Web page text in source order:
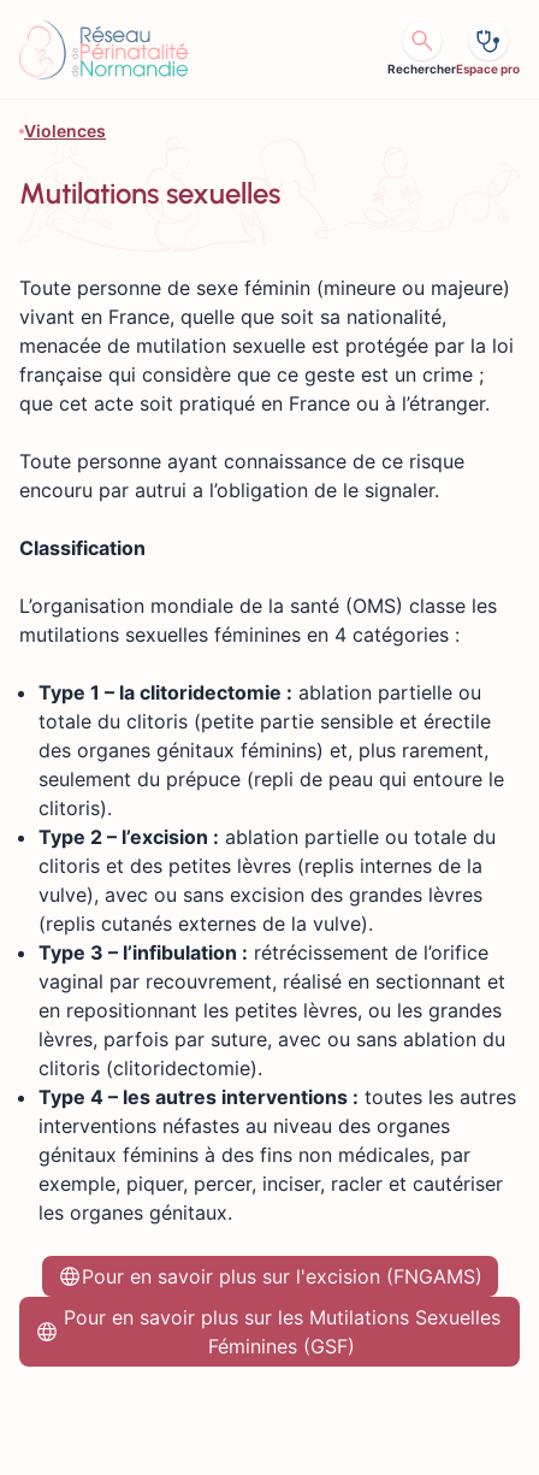
RechercherEspace pro
Violences
Mutilations sexuelles
Toute personne de sexe féminin (mineure ou majeure)
vivant en France, quelle que soit sa nationalité,
menacée de mutilation sexuelle est protégée par la loi
française qui considère que ce geste est un crime ;
que cet acte soit pratiqué en France ou à l’étranger.
Toute personne ayant connaissance de ce risque
encouru par autrui a l’obligation de le signaler.
Classification
L’organisation mondiale de la santé (OMS) classe les
mutilations sexuelles féminines en 4 catégories :
Type 1 – la clitoridectomie : ablation partielle ou
totale du clitoris (petite partie sensible et érectile
des organes génitaux féminins) et, plus rarement,
seulement du prépuce (repli de peau qui entoure le
clitoris).
Type 2 – l’excision : ablation partielle ou totale du
clitoris et des petites lèvres (replis internes de la
vulve), avec ou sans excision des grandes lèvres
(replis cutanés externes de la vulve).
Type 3 – l’infibulation : rétrécissement de l’orifice
vaginal par recouvrement, réalisé en sectionnant et
en repositionnant les petites lèvres, ou les grandes
lèvres, parfois par suture, avec ou sans ablation du
clitoris (clitoridectomie).
Type 4 – les autres interventions : toutes les autres
interventions néfastes au niveau des organes
génitaux féminins à des fins non médicales, par
exemple, piquer, percer, inciser, racler et cautériser
les organes génitaux.
Pour en savoir plus sur l'excision (FNGAMS)
Pour en savoir plus sur les Mutilations Sexuelles
Féminines (GSF)